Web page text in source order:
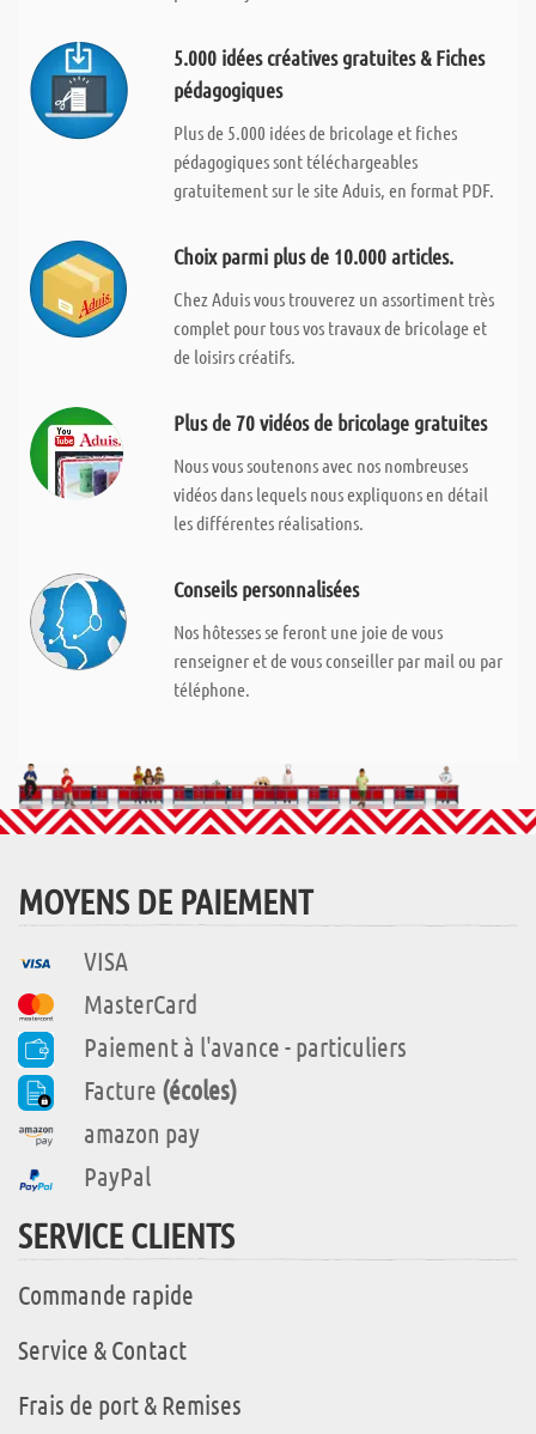
5.000 idées créatives gratuites & Fiches
pédagogiques
Plus de 5.000 idées de bricolage et fiches
pédagogiques sont téléchargeables
gratuitement sur le site Aduis, en format PDF.
Choix parmi plus de 10.000 articles.
Chez Aduis vous trouverez un assortiment très
complet pour tous vos travaux de bricolage et
de loisirs créatifs.
Plus de 70 vidéos de bricolage gratuites
Nous vous soutenons avec nos nombreuses
vidéos dans lequels nous expliquons en détail
les différentes réalisations.
Conseils personnalisées
Nos hôtesses se feront une joie de vous
renseigner et de vous conseiller par mail ou par
téléphone.
MOYENS DE PAIEMENT
VISA
MasterCard
Paiement à l'avance - particuliers
Facture (écoles)
amazon pay
PayPal
SERVICE CLIENTS
Commande rapide
Service & Contact
Frais de port & Remises